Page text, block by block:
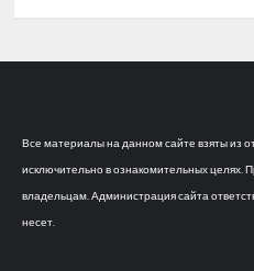
Все материалы на данном сайте взяты из
исключительно в ознакомительных целях.
владельцам. Администрация сайта
несет.